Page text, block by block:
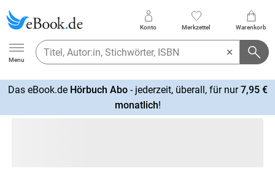
Ebook.de
Menu
Konto Merkzettel Warenkorb
Das eBook.de Hörbuch Abo- jederzeit, überall, für nur7,95 €
monatlich!